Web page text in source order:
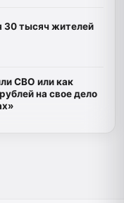
30 тысяч жителей
СВО или как
на свое дело